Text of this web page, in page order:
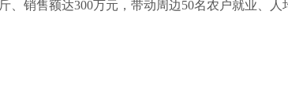
、销售额达300万元，带动周边50名农户就业、